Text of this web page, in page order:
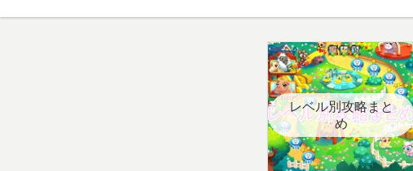
レベル別攻略まと
め